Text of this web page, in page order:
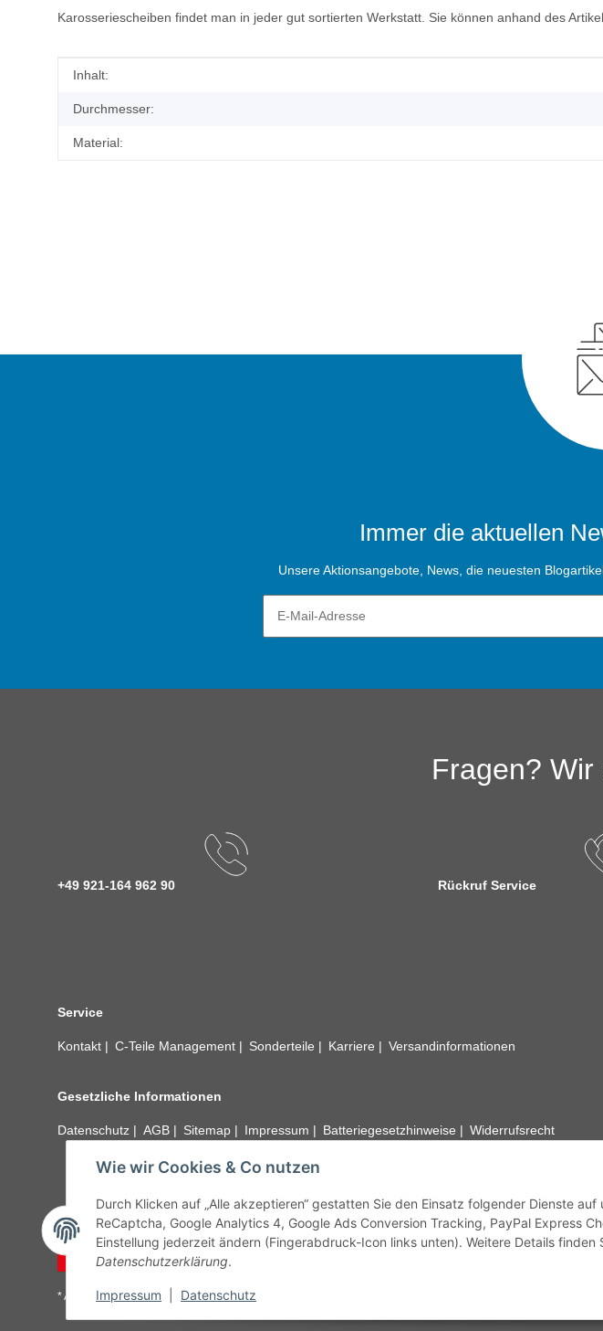
Wie wir Cookies & Co nutzen
Durch Klicken auf „Alle akzeptieren“ gestatten Sie den Einsatz folgender Dienste auf
ReCaptcha, Google Analytics 4, Google Ads Conversion Tracking, PayPal Express
Einstellung jederzeit ändern (Fingerabdruck-Icon links unten). Weitere Details finden
Datenschutzerklärung.
Impressum Datenschutz
Karosseriescheiben findet man in jeder gut sortierten Werkstatt. Sie können anhand des
Produkteigenschaft
Wert
Inhalt:
Durchmesser:
Material:
Immer die aktuellen
Unsere Aktionsangebote, News, die neuesten
Fragen? Wir
+49 921-164 962 90 Rückruf Service
Service
Kontakt C-Teile Management Sonderteile Karriere Versandinformationen
Gesetzliche Informationen
Datenschutz AGB Sitemap Impressum Batteriegesetzhinweise Widerrufsrecht
unseren Kundenservice. Abbildungen der Artikel
Vertrag widerrufen
* Alle Preise inkl. gesetzlicher USt., zzgl.